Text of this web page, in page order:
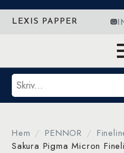
LEXIS PAPPER
Sök
Hem PENNOR
Sakura Pigma Micron